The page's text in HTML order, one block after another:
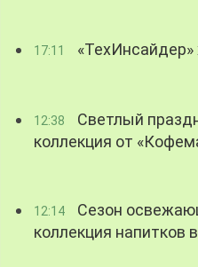
17:11
12:38
Светлый
коллекция от
12:14
Сезон
коллекция напитков